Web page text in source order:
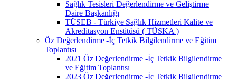
Sağlık Tesisleri Değerlendirme ve Geliştirme
Daire Başkanlığı
TÜSEB - Türkiye Sağlık Hizmetleri Kalite ve
Akreditasyon Enstitüsü ( TÜSKA )
Öz Değerlendirme -İç Tetkik Bilgilendirme ve Eğitim
Toplantısı
2021 Öz Değerlendirme -İç Tetkik Bilgilendirme
ve Eğitim Toplantısı
2023 Öz Değerlendirme -İç Tetkik Bilgilendirme